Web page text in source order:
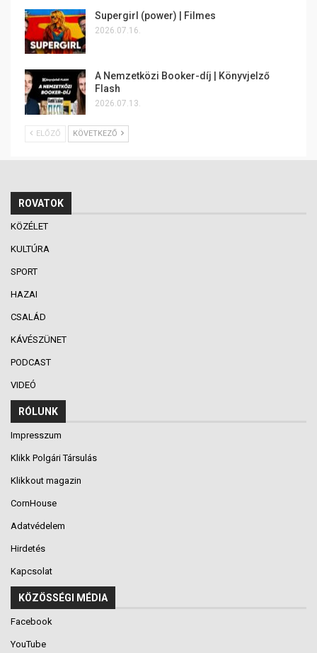
Supergirl (power) | Filmes
2026.07.16.
A Nemzetközi Booker-díj | Könyvjelző
Flash
2026.07.13.
ELŐZŐ KÖVETKEZŐ
ROVATOK
KÖZÉLET
KULTÚRA
SPORT
HAZAI
CSALÁD
KÁVÉSZÜNET
PODCAST
VIDEÓ
RÓLUNK
Impresszum
Klikk Polgári Társulás
Klikkout magazin
CornHouse
Adatvédelem
Hirdetés
Kapcsolat
KÖZÖSSÉGI MÉDIA
Facebook
YouTube